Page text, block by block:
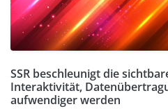
SSR beschleunigt die
Interaktivität,
aufwendiger werden